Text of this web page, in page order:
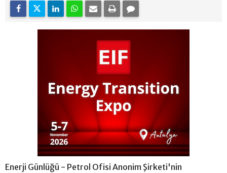
Enerji Günlüğü - Petrol Ofisi Anonim Şirketi'nin